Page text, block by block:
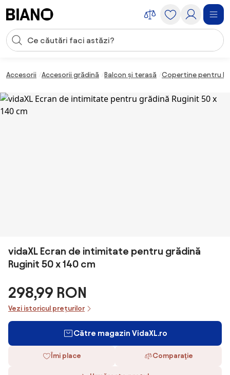
Introducerea căutării
Accesorii Accesorii grădină Balcon și terasă Copertine pentru
vidaXL Ecran de intimitate pentru grădină
Ruginit 50 x 140 cm
298,99 RON
Vezi istoricul prețurilor
Către magazin VidaXL.ro
Îmi place Comparaţie